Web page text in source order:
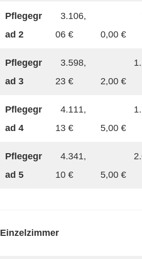
Pflegegr
ad 2
3.106,
06 €
0,00 €
Pflegegr
ad 3
3.598,
23 €
2,00 €
Pflegegr
ad 4
4.111,
13 €
5,00 €
Pflegegr
ad 5
4.341,
10 €
5,00 €
Einzelzimmer